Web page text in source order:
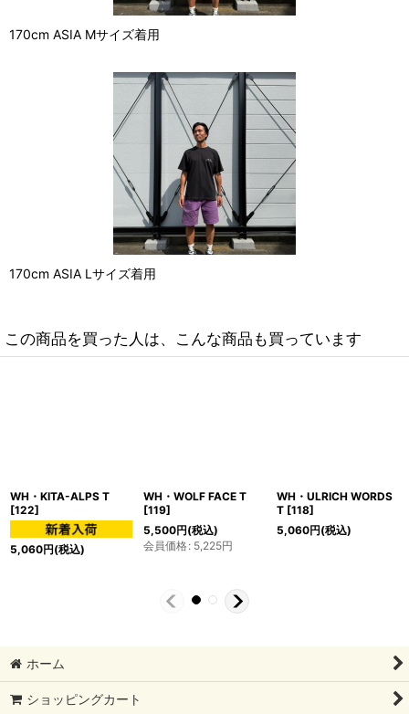
170cm ASIA Mサイズ着用
170cm ASIA Lサイズ着用
この商品を買った人は、こんな商品も買っています
WH・KITA-ALPS T
[122]
5,060円(税込)
WH・WOLF FACE T
[119]
5,500円(税込)
会員価格: 5,225円
WH・ULRICH WORDS
T [118]
5,060円(税込)
ホーム
ショッピングカート